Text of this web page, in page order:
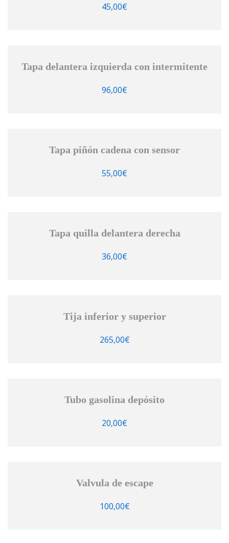
45,00€
Tapa delantera izquierda con intermitente
96,00€
Tapa piñón cadena con sensor
55,00€
Tapa quilla delantera derecha
36,00€
Tija inferior y superior
265,00€
Tubo gasolina depósito
20,00€
Valvula de escape
100,00€